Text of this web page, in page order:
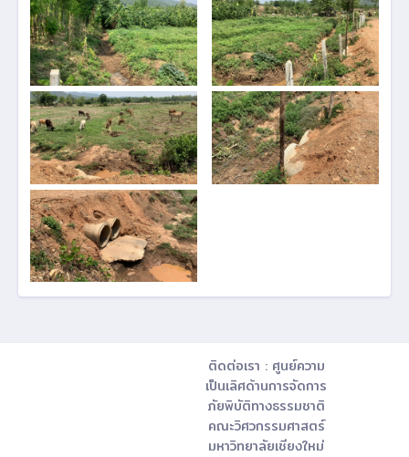
ติดต่อเรา : ศูนย์ความ
เป็นเลิศด้านการจัดการ
ภัยพิบัติทางธรรมชาติ
คณะวิศวกรรมศาสตร์
มหาวิทยาลัยเชียงใหม่